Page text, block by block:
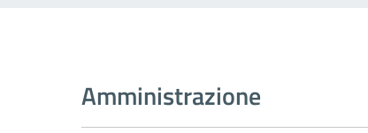
Amministrazione